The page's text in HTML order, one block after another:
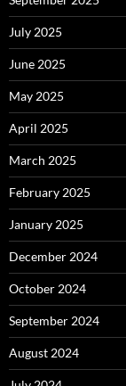
July 2025
June 2025
May 2025
April 2025
March 2025
February 2025
January 2025
December 2024
October 2024
September 2024
August 2024